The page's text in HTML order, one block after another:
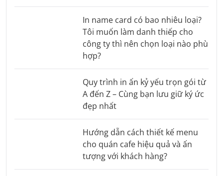
In name card có bao nhiêu loại?
Tôi muốn làm danh thiếp cho
công ty thì nên chọn loại nào phù
hợp?
Quy trình in ấn kỷ yếu trọn gói từ
A đến Z – Cùng bạn lưu giữ ký ức
đẹp nhất
Hướng dẫn cách thiết kế menu
cho quán cafe hiệu quả và ấn
tượng với khách hàng?